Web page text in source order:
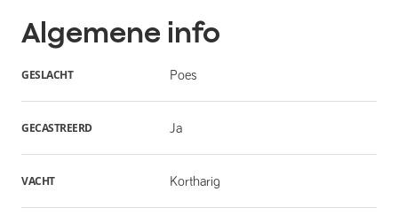
Algemene info
GESLACHT Poes
GECASTREERD Ja
VACHT Kortharig